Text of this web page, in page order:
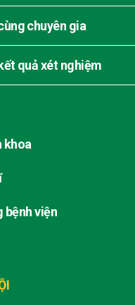
chuyên gia
quả xét nghiệm
khoa
bệnh viện